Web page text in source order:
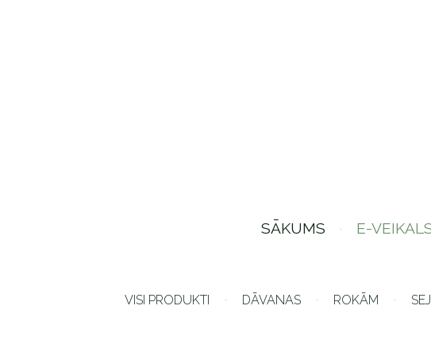
SĀKUMS E-
VISI PRODUKTI DĀVANAS ROKĀM